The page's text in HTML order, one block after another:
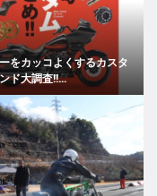
をカッコよくするカスタ
ド大調査!!...